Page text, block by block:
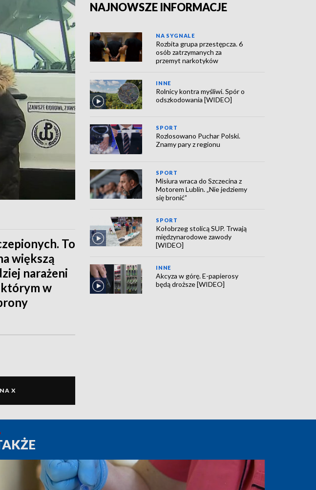
To
większą
narażeni
którym w
X
NAJNOWSZE INFORMACJE
NA SYGNALE
Rozbita grupa przestępcza. 6
osób zatrzymanych za
przemyt narkotyków
INNE
Rolnicy kontra myśliwi. Spór o
odszkodowania [WIDEO]
SPORT
Rozlosowano Puchar Polski.
Znamy pary z regionu
SPORT
Misiura wraca do Szczecina z
Motorem Lublin. „Nie jedziemy
się bronić”
SPORT
Kołobrzeg stolicą SUP. Trwają
międzynarodowe zawody
[WIDEO]
INNE
Akcyza w górę. E-papierosy
będą droższe [WIDEO]